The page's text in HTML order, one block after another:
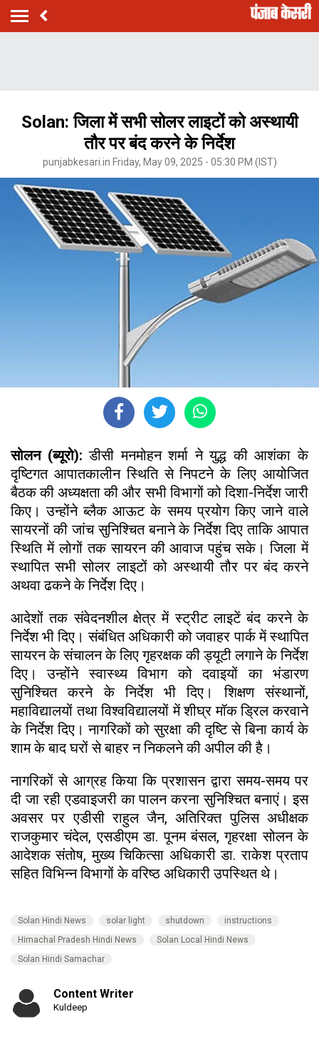
Solan: जिला में सभी सोलर लाइटों को अस्थायी
तौर पर बंद करने के निर्देश
punjabkesari.in Friday, May 09, 2025 - 05:30 PM (IST)
सोलन (ब्यूरो): डीसी मनमोहन शर्मा ने युद्ध की आशंका के
दृष्टिगत आपातकालीन स्थिति से निपटने के लिए आयोजित
बैठक की अध्यक्षता की और सभी विभागों को दिशा-निर्देश जारी
किए। उन्होंने ब्लैक आऊट के समय प्रयोग किए जाने वाले
सायरनों की जांच सुनिश्चित बनाने के निर्देश दिए ताकि आपात
स्थिति में लोगों तक सायरन की आवाज पहुंच सके। जिला में
स्थापित सभी सोलर लाइटों को अस्थायी तौर पर बंद करने
अथवा ढकने के निर्देश दिए।
आदेशों तक संवेदनशील क्षेत्र में स्ट्रीट लाइटें बंद करने के
निर्देश भी दिए। संबंधित अधिकारी को जवाहर पार्क में स्थापित
सायरन के संचालन के लिए गृहरक्षक की ड्यूटी लगाने के निर्देश
दिए। उन्होंने स्वास्थ्य विभाग को दवाइयों का भंडारण
सुनिश्चित करने के निर्देश भी दिए। शिक्षण संस्थानों,
महाविद्यालयों तथा विश्वविद्यालयों में शीघ्र मॉक ड्रिल करवाने
के निर्देश दिए। नागरिकों को सुरक्षा की दृष्टि से बिना कार्य के
शाम के बाद घरों से बाहर न निकलने की अपील की है।
नागरिकों से आग्रह किया कि प्रशासन द्वारा समय-समय पर
दी जा रही एडवाइजरी का पालन करना सुनिश्चित बनाएं। इस
अवसर पर एडीसी राहुल जैन, अतिरिक्त पुलिस अधीक्षक
राजकुमार चंदेल, एसडीएम डा. पूनम बंसल, गृहरक्षा सोलन के
आदेशक संतोष, मुख्य चिकित्सा अधिकारी डा. राकेश प्रताप
सहित विभिन्न विभागों के वरिष्ठ अधिकारी उपस्थित थे।
Solan Hindi News solar light shutdown
instructions
Himachal Pradesh Hindi News
Solan Local Hindi News
Solan Hindi Samachar
Content Writer
Kuldeep